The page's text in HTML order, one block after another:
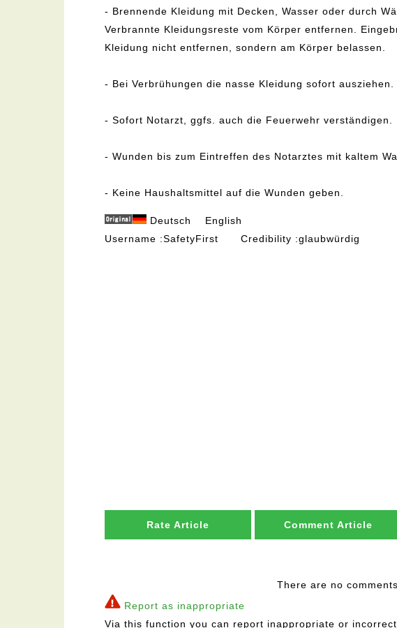
- Brennende Kleidung mit Decken, Wasser oder durch
Verbrannte Kleidungsreste vom Körper entfernen.
Kleidung nicht entfernen, sondern am Körper belassen.
- Bei Verbrühungen die nasse Kleidung sofort ausziehen.
- Sofort Notarzt, ggfs. auch die Feuerwehr verständigen.
- Wunden bis zum Eintreffen des Notarztes mit kaltem
- Keine Haushaltsmittel auf die Wunden geben.
Deutsch
English
Username
SafetyFirst Credibility glaubwürdig
Rate Article Comment Article
There are no
Report as inappropriate
Via this function you can report inappropriate or incorrect